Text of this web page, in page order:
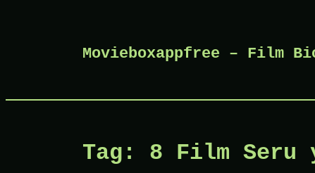
Movieboxappfree – Film
Tag: 8 Film Seru